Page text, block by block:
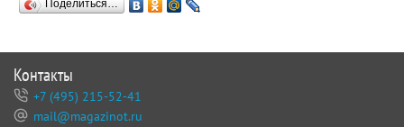
Поделиться…
Контакты
+7 (495) 215-52-41
mail@magazinot.ru